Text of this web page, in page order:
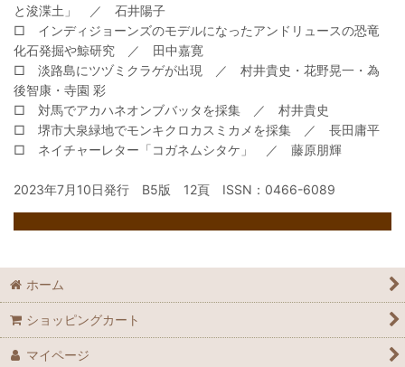
と浚渫土」 ／ 石井陽子
□ インディジョーンズのモデルになったアンドリュースの恐竜
化石発掘や鯨研究 ／ 田中嘉寛
□ 淡路島にツヅミクラゲが出現 ／ 村井貴史・花野晃一・為
後智康・寺園 彩
□ 対馬でアカハネオンブバッタを採集 ／ 村井貴史
□ 堺市大泉緑地でモンキクロカスミカメを採集 ／ 長田庸平
□ ネイチャーレター「コガネムシタケ」 ／ 藤原朋輝
2023年7月10日発行 B5版 12頁 ISSN：0466-6089
ホーム
ショッピングカート
マイページ